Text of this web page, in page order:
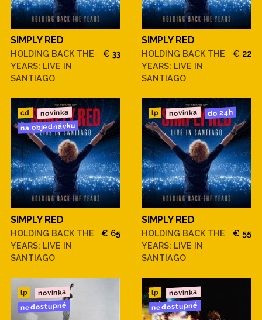
SIMPLY RED
HOLDING BACK THE
YEARS: LIVE IN
SANTIAGO
€ 33
SIMPLY RED
HOLDING BACK THE
YEARS: LIVE IN
SANTIAGO
€ 22
cd novinka
na objednávku
SIMPLY RED
HOLDING BACK THE
YEARS: LIVE IN
SANTIAGO
€ 65
lp novinka do 24h
SIMPLY RED
HOLDING BACK THE
YEARS: LIVE IN
SANTIAGO
€ 55
lp novinka
nedostupné
lp novinka
nedostupné